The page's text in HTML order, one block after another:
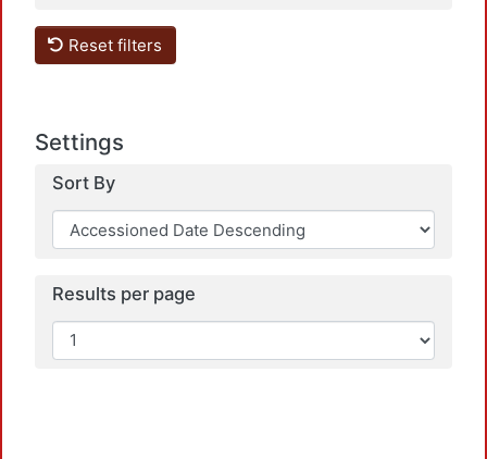
Reset filters
Settings
Sort By
Results per page